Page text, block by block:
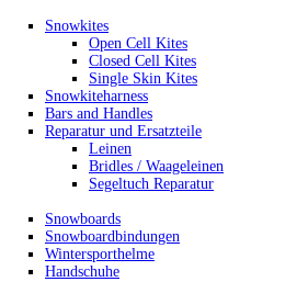
Snowkites
Open Cell Kites
Closed Cell Kites
Single Skin Kites
Snowkiteharness
Bars and Handles
Reparatur und Ersatzteile
Leinen
Bridles / Waageleinen
Segeltuch Reparatur
Snowboards
Snowboardbindungen
Wintersporthelme
Handschuhe